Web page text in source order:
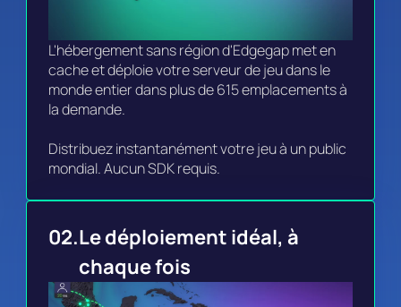
L'hébergement sans région d'Edgegap met en
cache et déploie votre serveur de jeu dans le
monde entier dans plus de 615 emplacements à
la demande.
Distribuez instantanément votre jeu à un public
mondial. Aucun SDK requis.
02.Le déploiement idéal, à
chaque fois